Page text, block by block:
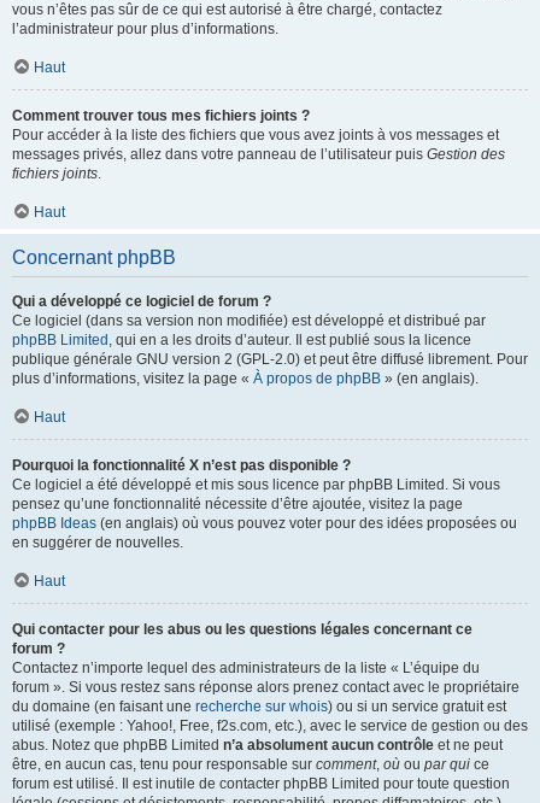
vous n’êtes pas sûr de ce qui est autorisé à être chargé, contactez
l’administrateur pour plus d’informations.
Haut
Comment trouver tous mes fichiers joints ?
Pour accéder à la liste des fichiers que vous avez joints à vos messages et
messages privés, allez dans votre panneau de l’utilisateur puis Gestion des
fichiers joints.
Haut
Concernant phpBB
Qui a développé ce logiciel de forum ?
Ce logiciel (dans sa version non modifiée) est développé et distribué par
phpBB Limited , qui en a les droits d’auteur. Il est publié sous la licence
publique générale GNU version 2 (GPL-2.0) et peut être diffusé librement. Pour
plus d’informations, visitez la page « À propos de phpBB » (en anglais).
Haut
Pourquoi la fonctionnalité X n’est pas disponible ?
Ce logiciel a été développé et mis sous licence par phpBB Limited. Si vous
pensez qu’une fonctionnalité nécessite d’être ajoutée, visitez la page
phpBB Ideas (en anglais) où vous pouvez voter pour des idées proposées ou
en suggérer de nouvelles.
Haut
Qui contacter pour les abus ou les questions légales concernant ce
forum ?
Contactez n’importe lequel des administrateurs de la liste « L’équipe du
forum ». Si vous restez sans réponse alors prenez contact avec le propriétaire
du domaine (en faisant une recherche sur whois) ou si un service gratuit est
utilisé (exemple : Yahoo!, Free, f2s.com, etc.), avec le service de gestion ou des
abus. Notez que phpBB Limited n’a absolument aucun contrôle et ne peut
être, en aucun cas, tenu pour responsable sur comment, où ou par qui ce
forum est utilisé. Il est inutile de contacter phpBB Limited pour toute question